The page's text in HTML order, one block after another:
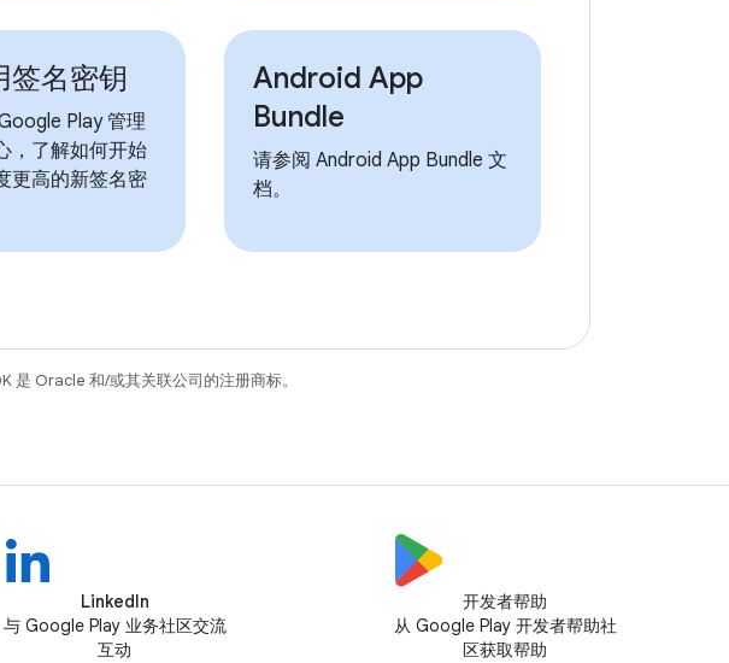
签名密钥
Play 管理
，了解如何开始
更高的新签名密
Android App
Bundle
请参阅 Android App Bundle 文
档。
是 Oracle 和/或其关联公司的注册商标。
LinkedIn
与 Google Play 业务社区交流
互动
开发者帮助
从 Google Play 开发者帮助社
区获取帮助